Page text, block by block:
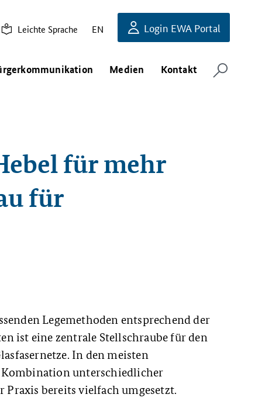
Leichte Sprache EN Login EWA Portal
Medien Kontakt
für mehr
für
Legemethoden entsprechend der
ist eine zentrale Stellschraube für den
In den meisten
unterschiedlicher
bereits vielfach umgesetzt.